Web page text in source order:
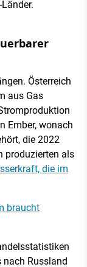
Österreich
aus Gas
Ember, wonach
die 2022
produzierten als
die im
braucht
nach Russland